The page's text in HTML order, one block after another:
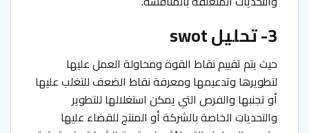
3- تحلیل swot
حيث يتم تقييم نقاط القوة ومحاولة العمل عليها
لتطويرها وتدعيمها ومعرفة نقاط الضعف للتغلب عليها
أو تجنبها والفرص التي يمكن استغلالها للتطوير
والتحدیات الخاصة بالشركة أو المنتج للقضاء عليها